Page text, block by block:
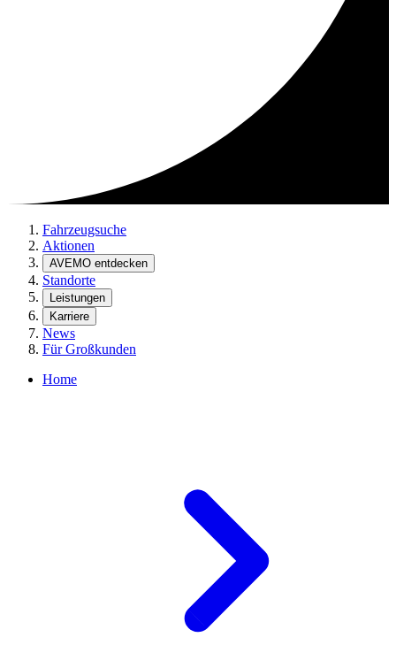
Fahrzeugsuche
Aktionen
AVEMO entdecken
Standorte
Leistungen
Karriere
News
Für Großkunden
Home